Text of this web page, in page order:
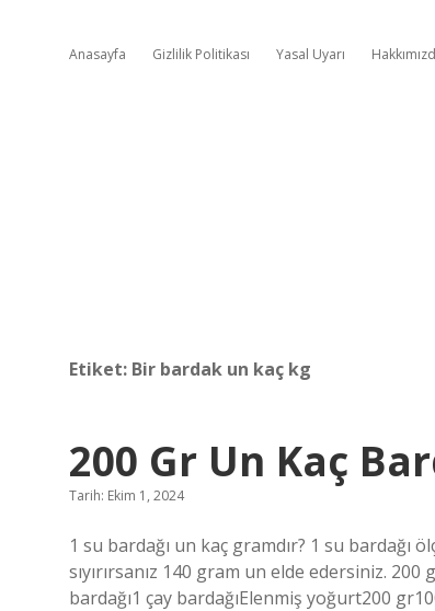
Anasayfa Gizlilik Politikası Yasal Uyarı
Etiket: Bir bardak un kaç kg
200 Gr Un Kaç
Tarih: Ekim 1, 2024
1 su bardağı un kaç gramdır? 1 su bardağı
sıyırırsanız 140 gram un elde edersiniz.
bardağı1 çay bardağıElenmiş yoğurt200